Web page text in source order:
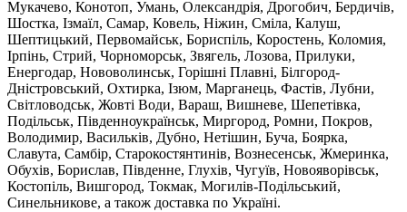
Мукачево, Конотоп, Умань, Олександрія, Дрогобич, Бердичів,
Шостка, Ізмаїл, Самар, Ковель, Ніжин, Сміла, Калуш,
Шептицький, Первомайськ, Бориспіль, Коростень, Коломия,
Ірпінь, Стрий, Чорноморськ, Звягель, Лозова, Прилуки,
Енергодар, Нововолинськ, Горішні Плавні, Білгород-
Дністровський, Охтирка, Ізюм, Марганець, Фастів, Лубни,
Світловодськ, Жовті Води, Вараш, Вишневе, Шепетівка,
Подільськ, Південноукраїнськ, Миргород, Ромни, Покров,
Володимир, Васильків, Дубно, Нетішин, Буча, Боярка,
Славута, Самбір, Старокостянтинів, Вознесенськ, Жмеринка,
Обухів, Борислав, Південне, Глухів, Чугуїв, Новояворівськ,
Костопіль, Вишгород, Токмак, Могилів-Подільський,
Синельникове, а також доставка по Україні.